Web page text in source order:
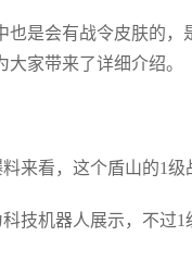
是会有战令皮肤的，
家带来了详细介绍。
来看，这个盾山的1级
技机器人展示，不过1